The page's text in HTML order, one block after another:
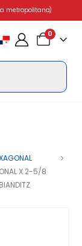
metropolitana)
0
X 2-5/8